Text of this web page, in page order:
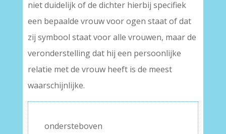
niet duidelijk of de dichter hierbij specifiek
een bepaalde vrouw voor ogen staat of dat
zij symbool staat voor alle vrouwen, maar de
veronderstelling dat hij een persoonlijke
relatie met de vrouw heeft is de meest
waarschijnlijke.
ondersteboven